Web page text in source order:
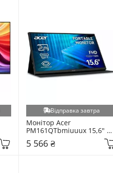
Відправка завтра
Монітор Acer
PM161QTbmiuuux 15,6"
5 566 ₴